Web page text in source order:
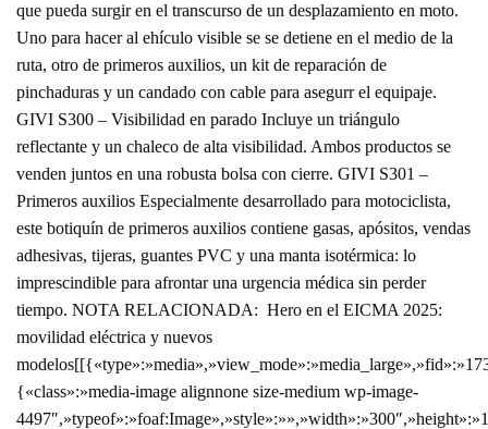
que pueda surgir en el transcurso de un desplazamiento en moto.
Uno para hacer al ehículo visible se se detiene en el medio de la
ruta, otro de primeros auxilios, un kit de reparación de
pinchaduras y un candado con cable para asegurr el equipaje.
GIVI S300 – Visibilidad en parado Incluye un triángulo
reflectante y un chaleco de alta visibilidad. Ambos productos se
venden juntos en una robusta bolsa con cierre. GIVI S301 –
Primeros auxilios Especialmente desarrollado para motociclista,
este botiquín de primeros auxilios contiene gasas, apósitos, vendas
adhesivas, tijeras, guantes PVC y una manta isotérmica: lo
imprescindible para afrontar una urgencia médica sin perder
tiempo. NOTA RELACIONADA: Hero en el EICMA 2025:
movilidad eléctrica y nuevos
{«class»:»media-image alignnone size-medium wp-image-